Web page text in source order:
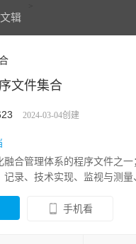
文辑
文件集合
2024-03-04创建
融合管理体系的程序文件之
记录、技术实现、监视与测
件、新型能力策划、信息安
手机看